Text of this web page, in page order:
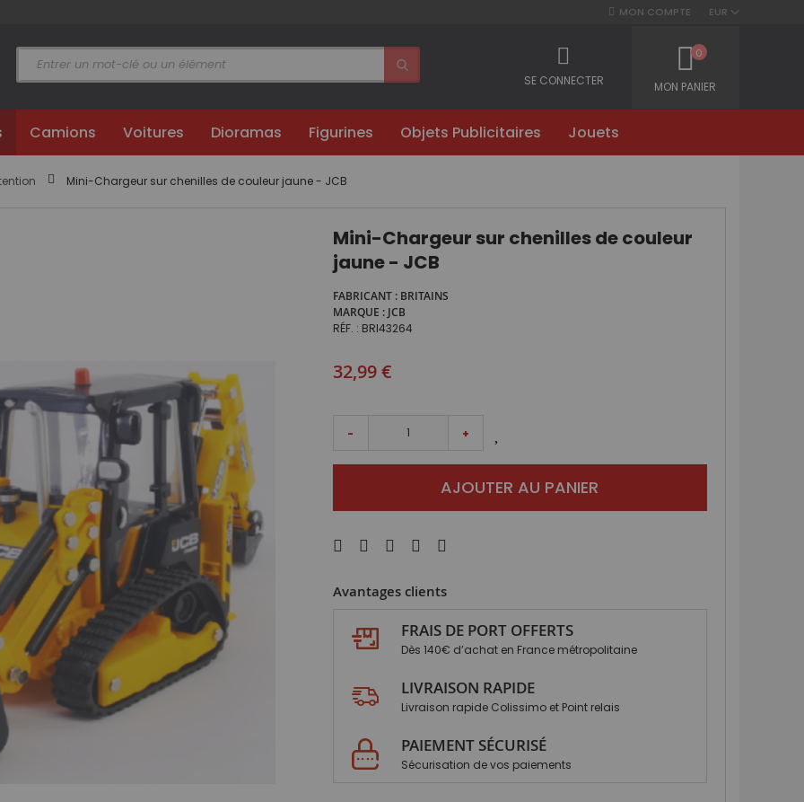
EUR
MON COMPTE
MON PANIER
0
SE CONNECTER
Camions Voitures Dioramas Figurines Objets Publicitaires Jouets
Mini-Chargeur sur chenilles de couleur jaune - JCB
Mini-Chargeur sur chenilles de couleur
jaune - JCB
FABRICANT
BRITAINS
MARQUE JCB
RÉF.
BRI43264
32,99 €
- +
AJOUTER AU PANIER
Avantages clients
FRAIS DE PORT OFFERTS
Dès 140€ d’achat en France métropolitaine
LIVRAISON RAPIDE
Livraison rapide Colissimo et Point relais
PAIEMENT SÉCURISÉ
Sécurisation de vos paiements